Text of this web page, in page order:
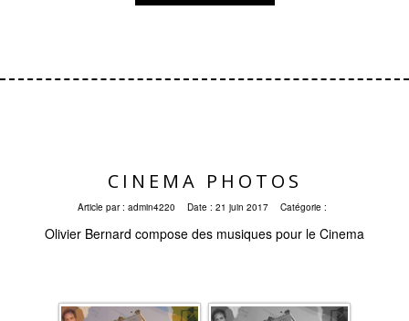
CINEMA PHOTOS
Article par : admin4220 Date : 21 juin 2017 Catégorie :
Olivier Bernard compose des musiques pour le Cinema